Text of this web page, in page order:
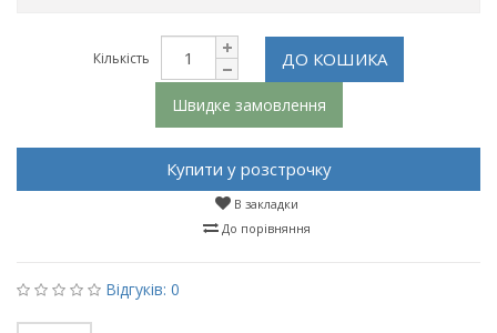
Кількість ДО КОШИКА
Швидке замовлення
Купити у розстрочку
В закладки
До порівняння
Відгуків: 0